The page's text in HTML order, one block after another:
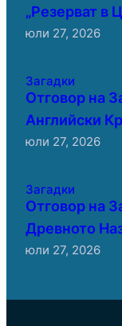
„Резерват в
юли 27, 2026
Загадки
Отговор на
Английски
юли 27, 2026
Загадки
Отговор на
Древното
юли 27, 2026